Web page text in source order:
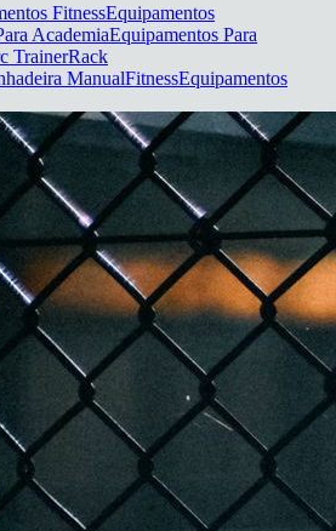
FitnessEquipamentos
AcademiaEquipamentos Para
TrainerRack
ManualFitnessEquipamentos